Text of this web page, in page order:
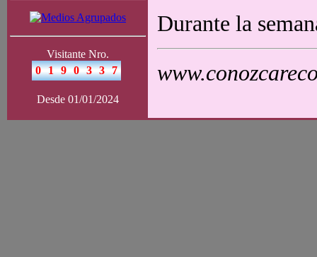
Visitante Nro.
Desde 01/01/2024
Durante la